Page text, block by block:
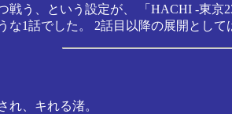
戦う、という設定が、 「HACHI -東京
な1話でした。 2話目以降の展開とし
れ、キれる渚。